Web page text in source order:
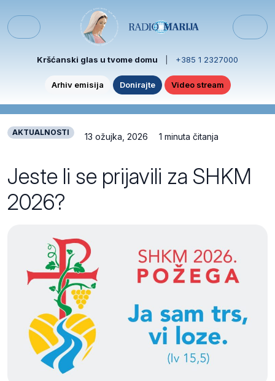
Menu
Kršćanski glas u tvome domu +385 1 2327000
Arhiv emisija Donirajte Video stream
AKTUALNOSTI 13 ožujka, 2026 1 minuta čitanja
Jeste li se prijavili za SHKM
2026?